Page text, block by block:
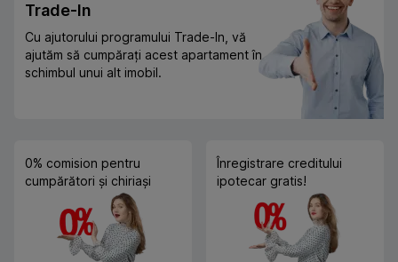
Trade-In
Cu ajutorului programului Trade-In, vă
ajutăm să cumpărați acest apartament în
schimbul unui alt imobil.
0% comision pentru
cumpărători și chiriași
Înregistrare creditului
ipotecar gratis!